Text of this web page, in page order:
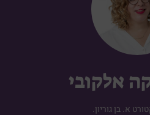
אלקובי
א. בן גוריון.